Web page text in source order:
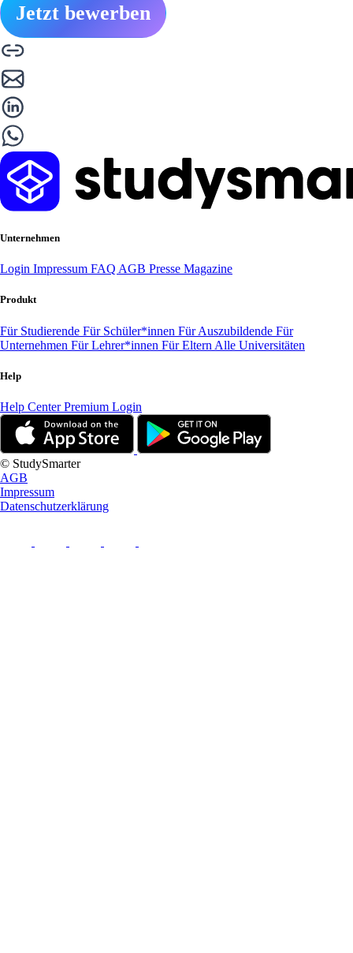
Jetzt bewerben
Unternehmen
Login Impressum FAQ AGB Presse Magazine
Produkt
Für Studierende Für Schüler*innen Für Auszubildende Für
Unternehmen Für Lehrer*innen Für Eltern Alle Universitäten
Help
Help CenterPremium Login
© StudySmarter
AGB
Impressum
Datenschutzerklärung